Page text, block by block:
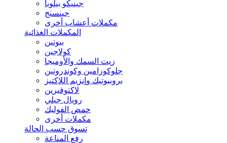
جينيكو بيلوبا
جينسنج
مكملات أعشاب أخرى
المكملات الغذائية
بيوتين
كولاجين
زيت السمك والأوميجا
جلوكوزامين وكوندروتين
بروبيوتيك وإنزيم اللاكتيز
لاكتوفيرين
رويال جيلي
حمض الفوليك
مكملات أخرى
تسوق حسب الحالة
رفع المناعة